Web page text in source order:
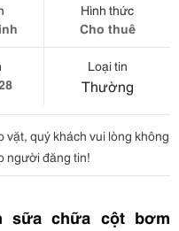
Hình thức
Cho thuê
Loại tin
Thường
quý khách vui lòng không
người đăng tin!
sữa chữa cột bơm